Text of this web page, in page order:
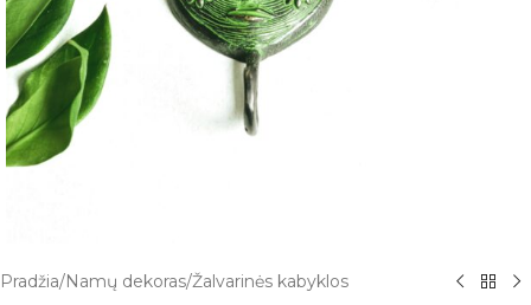
Pradžia/Namų dekoras/Žalvarinės kabyklos